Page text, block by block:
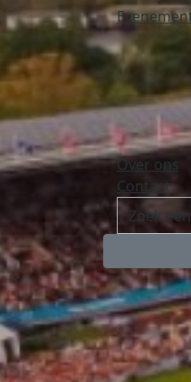
Over ons
Contact